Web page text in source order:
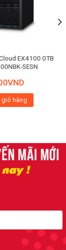
EX4100 0TB
SESN
VND
giỏ hàng